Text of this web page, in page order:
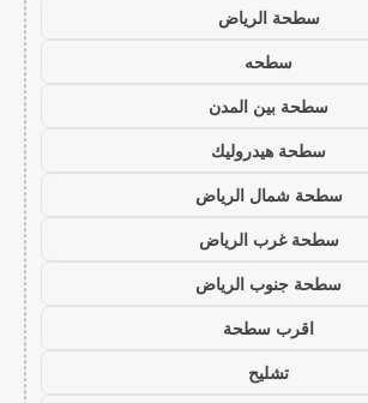
سطحة الرياض
سطحه
سطحة بين المدن
سطحة هيدروليك
سطحة شمال الرياض
سطحة غرب الرياض
سطحة جنوب الرياض
اقرب سطحة
تشليح